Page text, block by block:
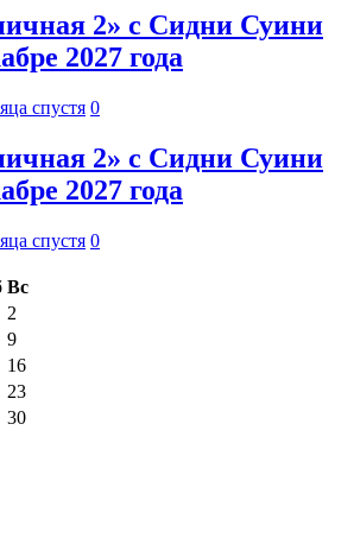
2» с Сидни Суини
2027 года
спустя 0
2» с Сидни Суини
2027 года
спустя 0
Вс
2
9
16
23
30